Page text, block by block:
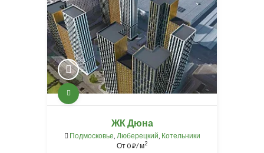
ЖК Дюна
Подмосковье Люберецкий Котельники
От0⃏/ м2